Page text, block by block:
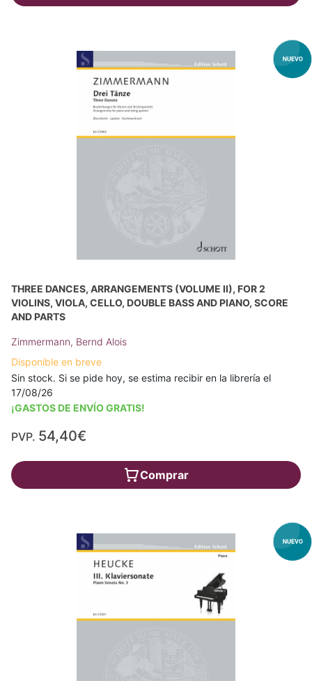
THREE DANCES, ARRANGEMENTS (VOLUME II), FOR 2
VIOLINS, VIOLA, CELLO, DOUBLE BASS AND PIANO, SCORE
AND PARTS
Zimmermann, Bernd Alois
Disponible en breve
Sin stock. Si se pide hoy, se estima recibir en la librería el
17/08/26
¡GASTOS DE ENVÍO GRATIS!
PVP. 54,40€
Comprar